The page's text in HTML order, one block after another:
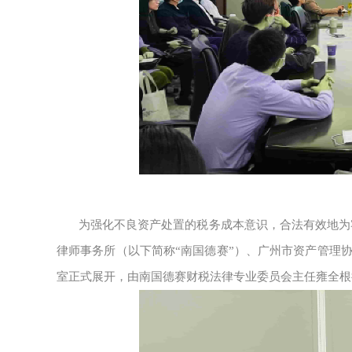
为强化不良资产处置的税务成本意识，合法有效地
律师事务所（以下简称“南国德赛”）、广州市资产管理
室正式展开，由南国德赛财税法律专业委员会主任雍全